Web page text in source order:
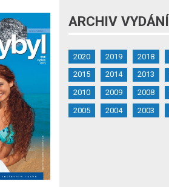
ARCHIV VYDÁNÍ
2020 2019 2018
2015
2014 2013
2010
2009 2008
2005
2004 2003